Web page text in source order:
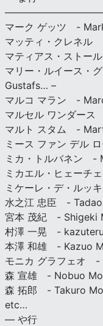
マーク ゲッツ -
マッティ・クレネ
マティアス・ストー
マリー・ルイース・
Gustafs… –
マルコ マラン -
マルセル ワンダー
マルト スタム -
ミース ファン デル
ミカ・トルバネン -
ミカエル・ヒェー
ミケーレ・デ・ル
水之江 忠臣 -
宮本 茂紀 - Shigeki
村澤 一晃 -
本澤 和雄 - Kazuo
モニカ グラフェオ
森 宣雄 - Nobuo
森 拓郎 - Takuro
etc…
— や行